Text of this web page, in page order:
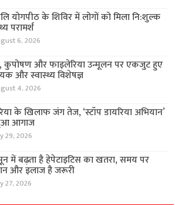
योगपीठ के शिविर में लोगों को मिला नि:शुल्क
परामर्श
6, 2026
कुपोषण और फाइलेरिया उन्मूलन पर एकजुट हुए
और स्वास्थ्य विशेषज्ञ
4, 2026
के खिलाफ जंग तेज, ‘स्टॉप डायरिया अभियान’
आगाज
29, 2026
में बढ़ता है हेपेटाइटिस का खतरा, समय पर
और इलाज है जरूरी
27, 2026